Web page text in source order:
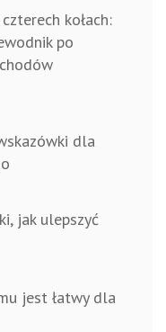
kołach:
po
dla
jak ulepszyć
jest łatwy dla